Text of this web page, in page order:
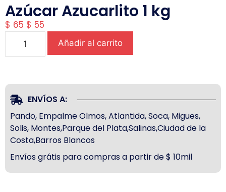
Azúcar Azucarlito 1 kg
$65 $ 55
Añadir al carrito
ENVÍOS A:
Pando, Empalme Olmos, Atlantida, Soca, Migues,
Solis, Montes,Parque del Plata,Salinas,Ciudad de la
Costa,Barros Blancos
Envíos grátis para compras a partir de $ 10mil